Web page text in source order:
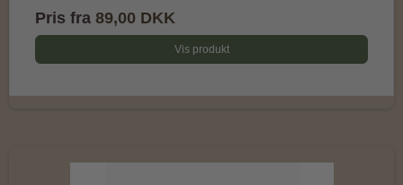
Pris fra 89,00 DKK
Vis produkt